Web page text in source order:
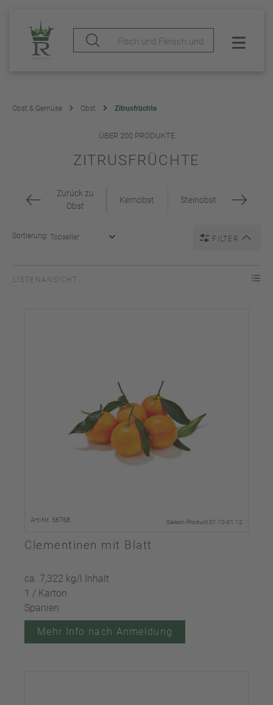
Obst & Gemüse Obst Zitrusfrüchte
ÜBER 200 PRODUKTE
ZITRUSFRÜCHTE
Zurück zu
Obst
Kernobst Steinobst
FILTER
Sortierung:
LISTENANSICHT
Art-Nr. 56768 Saison-Produkt 01.10-01.12
Clementinen mit Blatt
ca. 7,322 kg/l Inhalt
1 / Karton
Spanien
Mehr Info nach Anmeldung